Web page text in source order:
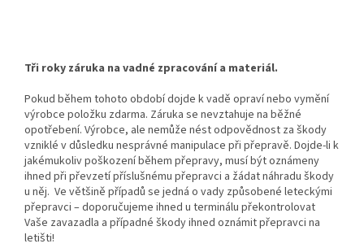
Tři roky záruka na vadné zpracování a materiál.
Pokud během tohoto období dojde k vadě opraví nebo vymění
výrobce položku zdarma. Záruka se nevztahuje na běžné
opotřebení. Výrobce, ale nemůže nést odpovědnost za škody
vzniklé v důsledku nesprávné manipulace při přepravě. Dojde-li k
jakémukoliv poškození během přepravy, musí být oznámeny
ihned při převzetí příslušnému přepravci a žádat náhradu škody
u něj. Ve většině případů se jedná o vady způsobené leteckými
přepravci – doporučujeme ihned u terminálu překontrolovat
Vaše zavazadla a případné škody ihned oznámit přepravci na
letišti!